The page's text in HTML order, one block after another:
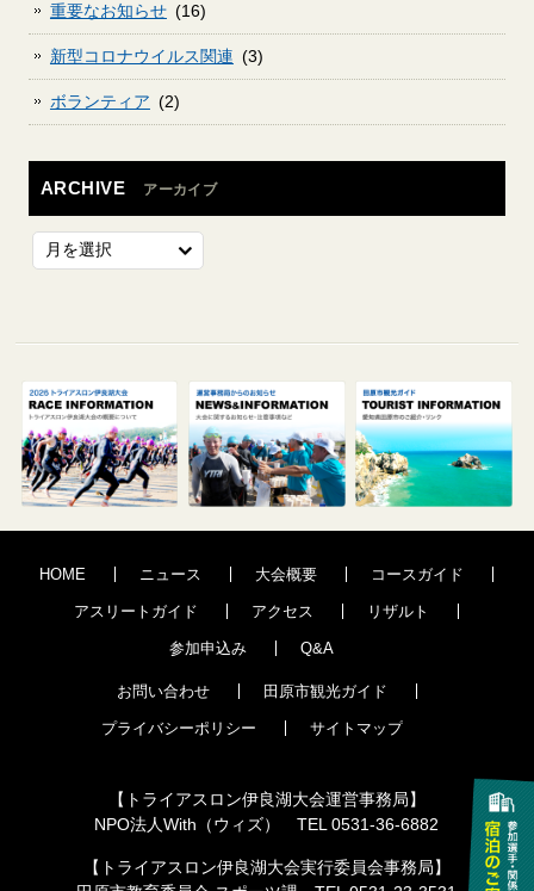
重要なお知らせ (16)
新型コロナウイルス関連 (3)
ボランティア (2)
ARCHIVE アーカイブ
HOME ニュース 大会概要 コースガイド
アスリートガイド アクセス リザルト
参加申込み Q&A
お問い合わせ 田原市観光ガイド
プライバシーポリシー サイトマップ
【トライアスロン伊良湖大会運営事務局】
NPO法人With（ウィズ） TEL 0531-36-6882
【トライアスロン伊良湖大会実行委員会事務局】